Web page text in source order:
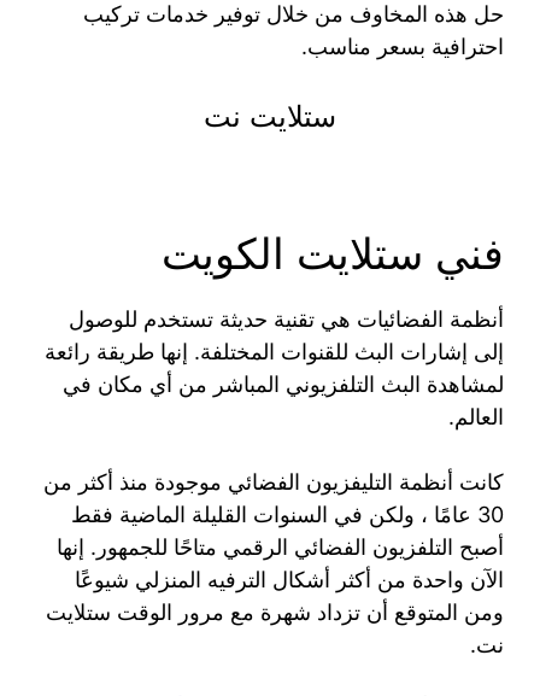
حل هذه المخاوف من خلال توفير خدمات تركيب
احترافية بسعر مناسب.
ستلايت نت
فني ستلايت الكويت
أنظمة الفضائيات هي تقنية حديثة تستخدم للوصول
إلى إشارات البث للقنوات المختلفة. إنها طريقة رائعة
لمشاهدة البث التلفزيوني المباشر من أي مكان في
العالم.
كانت أنظمة التليفزيون الفضائي موجودة منذ أكثر من
30 عامًا ، ولكن في السنوات القليلة الماضية فقط
أصبح التلفزيون الفضائي الرقمي متاحًا للجمهور. إنها
الآن واحدة من أكثر أشكال الترفيه المنزلي شيوعًا
ومن المتوقع أن تزداد شهرة مع مرور الوقت ستلايت
نت.